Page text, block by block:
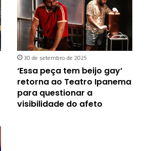
30 de setembro de 2025
‘Essa peça tem beijo gay’
retorna ao Teatro Ipanema
para questionar a
visibilidade do afeto